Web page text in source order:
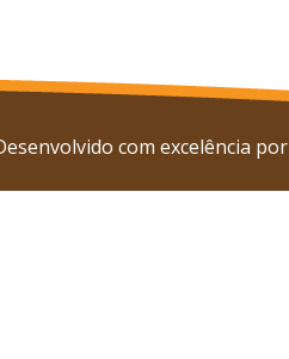
com excelência por